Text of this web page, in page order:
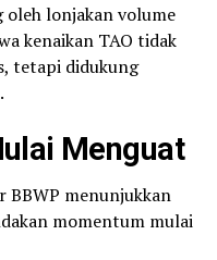
lonjakan volume
kenaikan TAO tidak
tetapi didukung
Menguat
BBWP menunjukkan
momentum mulai